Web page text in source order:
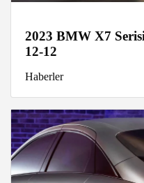
2023 BMW X7
12-12
Haberler